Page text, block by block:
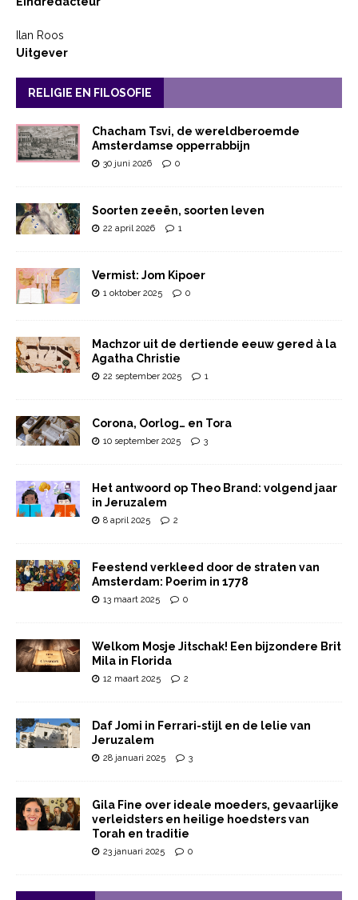
Ilan Roos
Uitgever
RELIGIE EN FILOSOFIE
Chacham Tsvi, de wereldberoemde
Amsterdamse opperrabbijn
30 juni 2026 0
Soorten zeeën, soorten leven
22 april 2026 1
Vermist: Jom Kipoer
1 oktober 2025 0
Machzor uit de dertiende eeuw gered à la
Agatha Christie
22 september 2025 1
Corona, Oorlog… en Tora
10 september 2025 3
Het antwoord op Theo Brand: volgend jaar
in Jeruzalem
8 april 2025 2
Feestend verkleed door de straten van
Amsterdam: Poerim in 1778
13 maart 2025 0
Welkom Mosje Jitschak! Een bijzondere Brit
Mila in Florida
12 maart 2025 2
Daf Jomi in Ferrari-stijl en de lelie van
Jeruzalem
28 januari 2025 3
Gila Fine over ideale moeders, gevaarlijke
verleidsters en heilige hoedsters van
Torah en traditie
23 januari 2025 0